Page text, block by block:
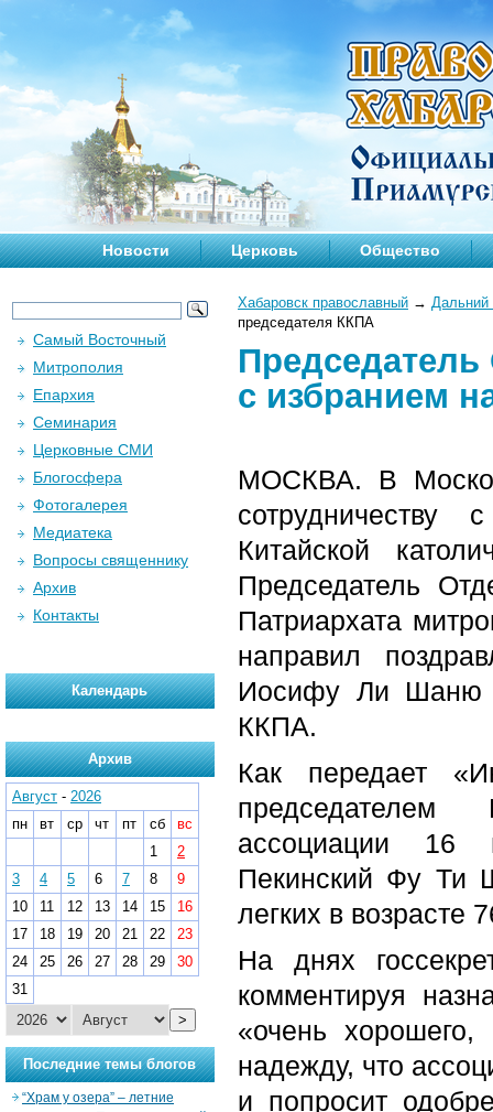
Новости Церковь Общество
Хабаровск православный → Дальний
председателя ККПА
с избранием
МОСКВА. В
сотрудничеству
Китайской
Председатель
Патриархата
направил
Иосифу Ли Шаню
ККПА.
Как передает
председателем
ассоциации 16
Пекинский Фу Ти
легких в возрасте
На днях
комментируя
«очень
надежду, что
и попросит
Самый Восточный
Митрополия
Епархия
Семинария
Церковные СМИ
Блогосфера
Фотогалерея
Медиатека
Вопросы священнику
Архив
Контакты
Календарь
Архив
Август - 2026
пн
вт ср чт пт сб
вс
1
2
3
4 5 6 7 8
9
10
11 12 13 14 15
16
17
18 19 20 21 22
23
24
25 26 27 28 29
30
31
>
Последние темы блогов
“Храм у озера” – летние